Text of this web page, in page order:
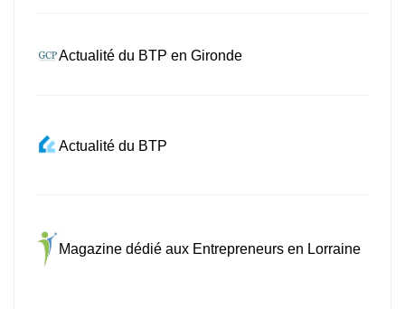
Actualité du BTP en Gironde
Actualité du BTP
Magazine dédié aux Entrepreneurs en Lorraine